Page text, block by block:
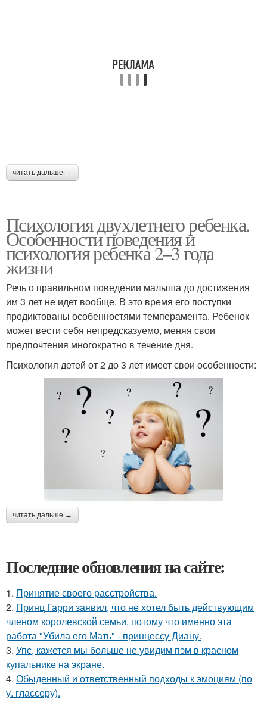
читать дальше →
Психология двухлетнего ребенка.
Особенности поведения и
психология ребенка 2–3 года
жизни
Речь о правильном поведении малыша до достижения
им 3 лет не идет вообще. В это время его поступки
продиктованы особенностями темперамента. Ребенок
может вести себя непредсказуемо, меняя свои
предпочтения многократно в течение дня.
Психология детей от 2 до 3 лет имеет свои особенности:
читать дальше →
Последние обновления на сайте:
1. Принятие своего расстройства.
2. Принц Гарри заявил, что не хотел быть действующим
членом королевской семьи, потому что именно эта
работа "Убила его Мать" - принцессу Диану.
3. Упс, кажется мы больше не увидим пэм в красном
купальнике на экране.
4. Обыденный и ответственный подходы к эмоциям (по
у. глассеру).